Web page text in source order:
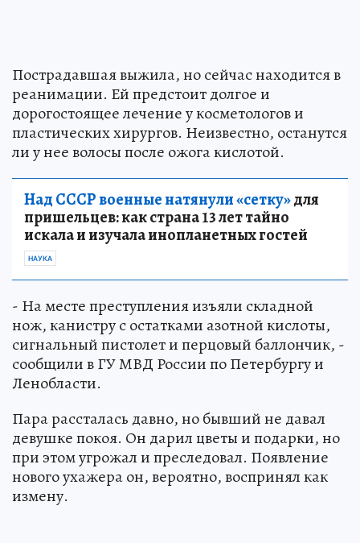
Пострадавшая выжила, но сейчас находится в
реанимации. Ей предстоит долгое и
дорогостоящее лечение у косметологов и
пластических хирургов. Неизвестно, останутся
ли у нее волосы после ожога кислотой.
Над СССР военные натянули «сетку»для
пришельцев: как страна 13 лет тайно
искала и изучала инопланетных гостей
НАУКА
- На месте преступления изъяли складной
нож, канистру с остатками азотной кислоты,
сигнальный пистолет и перцовый баллончик, -
сообщили в ГУ МВД России по Петербургу и
Ленобласти.
Пара рассталась давно, но бывший не давал
девушке покоя. Он дарил цветы и подарки, но
при этом угрожал и преследовал. Появление
нового ухажера он, вероятно, воспринял как
измену.